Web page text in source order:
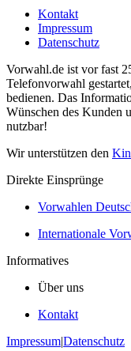
Kontakt
Impressum
Datenschutz
Vorwahl.de ist vor fast
Telefonvorwahl
bedienen. Das
Wünschen des Kunden
nutzbar!
Wir unterstützen den
Direkte Einsprünge
Vorwahlen
Internationale
Informatives
Über uns
Kontakt
Impressum|Datenschutz